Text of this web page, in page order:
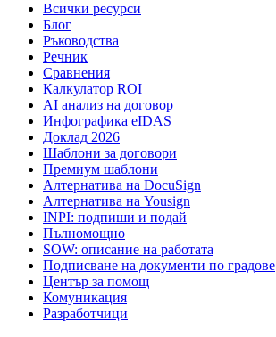
Всички ресурси
Блог
Ръководства
Речник
Сравнения
Калкулатор ROI
AI анализ на договор
Инфографика eIDAS
Доклад 2026
Шаблони за договори
Премиум шаблони
Алтернатива на DocuSign
Алтернатива на Yousign
INPI: подпиши и подай
Пълномощно
SOW: описание на работата
Подписване на документи по градове
Център за помощ
Комуникация
Разработчици